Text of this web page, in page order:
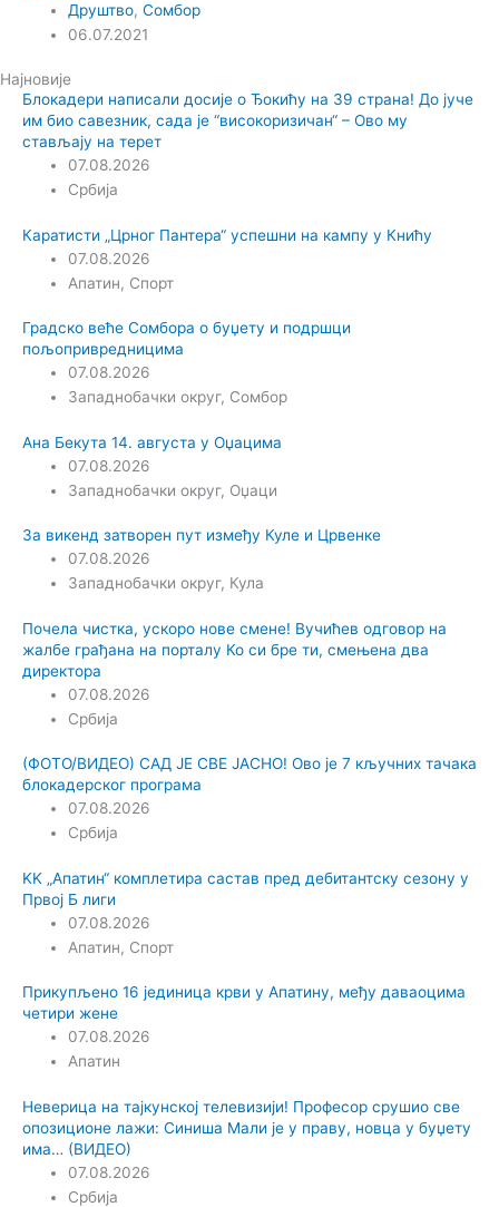
Друштво,Сомбор
06.07.2021
Најновије
Блокадери написали досије о Ђокићу на 39 страна! До јуче
им био савезник, сада је “високоризичан“ – Ово му
стављају на терет
07.08.2026
Србија
Каратисти „Црног Пантера“ успешни на кампу у Книћу
07.08.2026
Апатин, Спорт
Градско веће Сомбора о буџету и подршци
пољопривредницима
07.08.2026
Западнобачки округ, Сомбор
Ана Бекута 14. августа у Оџацима
07.08.2026
Западнобачки округ, Оџаци
За викенд затворен пут између Куле и Црвенке
07.08.2026
Западнобачки округ, Кула
Почела чистка, ускоро нове смене! Вучићев одговор на
жалбе грађана на порталу Ко си бре ти, смењена два
директора
07.08.2026
Србија
(ФОТО/ВИДЕО) САД ЈЕ СВЕ ЈАСНО! Ово је 7 кључних тачака
блокадерског програма
07.08.2026
Србија
KK „Апатин“ комплетира састав пред дебитантску сезону у
Првој Б лиги
07.08.2026
Апатин, Спорт
Прикупљено 16 јединица крви у Апатину, међу даваоцима
четири жене
07.08.2026
Апатин
Неверица на тајкунској телевизији! Професор срушио све
опозиционе лажи: Синиша Мали је у праву, новца у буџету
има… (ВИДЕО)
07.08.2026
Србија